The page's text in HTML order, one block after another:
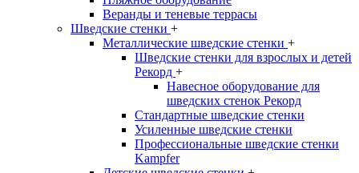
Веранды и теневые террасы
Шведские стенки +
Металлические шведские стенки +
Шведские стенки для взрослых и детей
Рекорд +
Навесное оборудование для
шведских стенок Рекорд
Стандартные шведские стенки
Усиленные шведские стенки
Профессиональные шведские стенки
Kampfer